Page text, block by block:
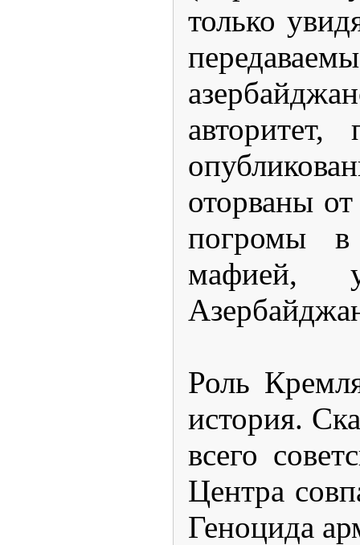
только
оторваны
погромы в
мафией,
Роль
история.
всего
Центра
Геноцида